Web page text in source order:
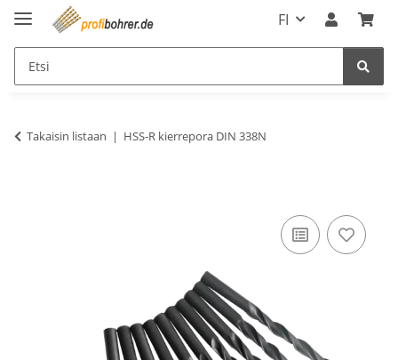
FI
Takaisin listaan HSS-R kierrepora DIN 338N